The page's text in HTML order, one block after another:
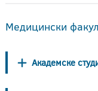
Медицински
Академске